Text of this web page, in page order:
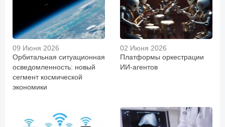
09 Июня 2026
Орбитальная ситуационная
осведомленность: новый
сегмент космической
экономики
02 Июня 2026
Платформы оркестрации
ИИ-агентов